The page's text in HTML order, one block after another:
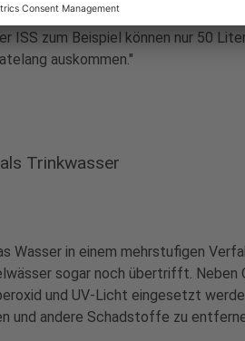
vor allem in Wassermangel-
ISS zum Beispiel können nur 50
auskommen."
Trinkwasser
Wasser in einem mehrstufigen
sogar noch übertrifft. Neben
und UV-Licht eingesetzt
und andere Schadstoffe zu